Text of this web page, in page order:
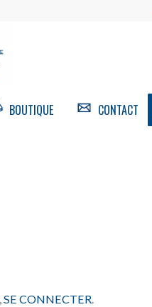
BOUTIQUE CONTACT
SE CONNECTER